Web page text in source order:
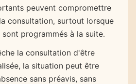
peuvent compromettre
consultation, surtout lorsque
programmés à la suite.
la consultation d'être
la situation peut être
sans préavis, sans